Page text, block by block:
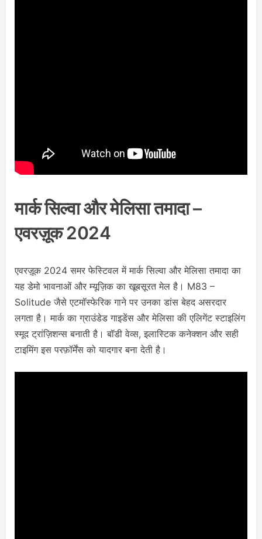
मार्क सिल्वा और मेलिसा तमादा –
एवरज़ूक 2024
एवरज़ूक 2024 समर फेस्टिवल में मार्क सिल्वा और मेलिसा तमादा का
यह डेमो भावनाओं और म्यूज़िक का खूबसूरत मेल है। M83 –
Solitude जैसे एटमॉस्फेरिक गाने पर उनका डांस बेहद असरदार
लगता है। मार्क का ग्राउंडेड गाइडेंस और मेलिसा की एलिगेंट स्टाइलिंग
स्मूद ट्रांज़िशन्स बनाती है। बॉडी वेव्स, इलास्टिक कनेक्शन और सही
टाइमिंग इस परफ़ॉर्मेंस को यादगार बना देती है।